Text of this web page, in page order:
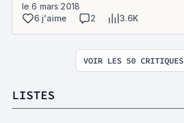
le 6 mars 2018
6 j'aime
2 3.6K
VOIR LES 50 CRITIQUES
LISTES